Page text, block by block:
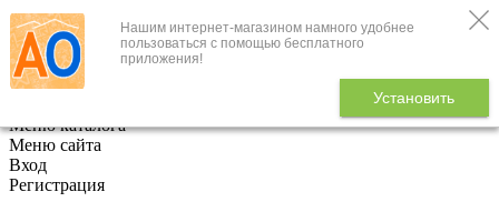
Нашим интернет-магазином намного удобнее
пользоваться с помощью бесплатного
приложения!
Установить
+7 (495) 646-888-1
В корзине
Меню каталога
Меню сайта
Вход
Регистрация